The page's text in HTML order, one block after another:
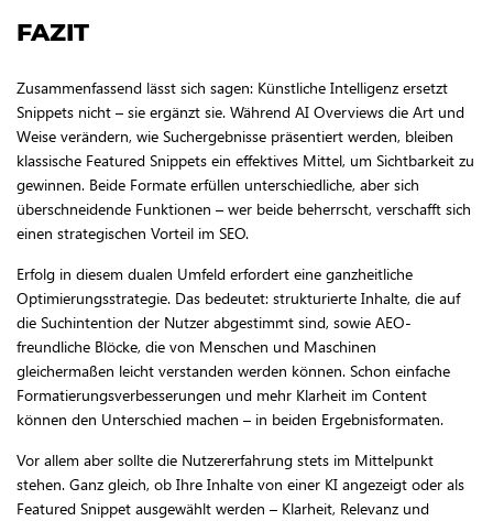
FAZIT
Zusammenfassend lässt sich sagen: Künstliche Intelligenz ersetzt
Snippets nicht – sie ergänzt sie. Während AI Overviews die Art und
Weise verändern, wie Suchergebnisse präsentiert werden, bleiben
klassische Featured Snippets ein effektives Mittel, um Sichtbarkeit zu
gewinnen. Beide Formate erfüllen unterschiedliche, aber sich
überschneidende Funktionen – wer beide beherrscht, verschafft sich
einen strategischen Vorteil im SEO.
Erfolg in diesem dualen Umfeld erfordert eine ganzheitliche
Optimierungsstrategie. Das bedeutet: strukturierte Inhalte, die auf
die Suchintention der Nutzer abgestimmt sind, sowie AEO-
freundliche Blöcke, die von Menschen und Maschinen
gleichermaßen leicht verstanden werden können. Schon einfache
Formatierungsverbesserungen und mehr Klarheit im Content
können den Unterschied machen – in beiden Ergebnisformaten.
Vor allem aber sollte die Nutzererfahrung stets im Mittelpunkt
stehen. Ganz gleich, ob Ihre Inhalte von einer KI angezeigt oder als
Featured Snippet ausgewählt werden – Klarheit, Relevanz und